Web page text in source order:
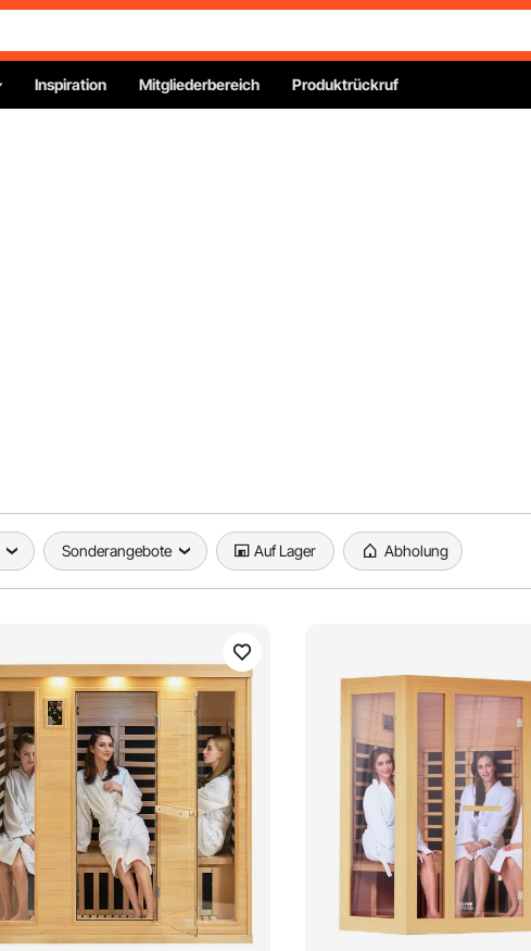
Inspiration Mitgliederbereich Produktrückruf
Sonderangebote Auf Lager Abholung